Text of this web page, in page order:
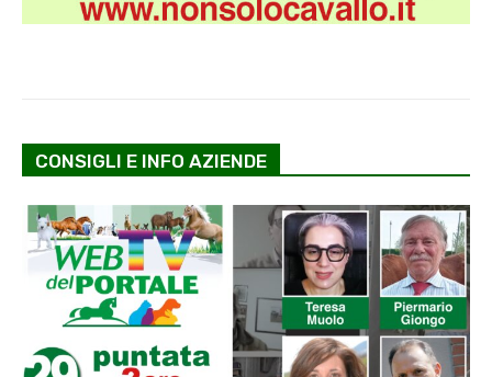
CONSIGLI E INFO AZIENDE